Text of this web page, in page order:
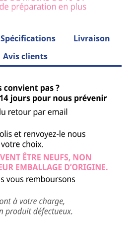
Spécifications
Livraison
Avis clients